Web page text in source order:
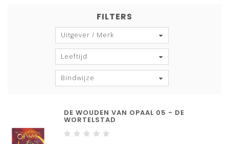
FILTERS
Uitgever / Merk
Leeftijd
Bindwijze
DE WOUDEN VAN OPAAL 05 - DE
WORTELSTAD